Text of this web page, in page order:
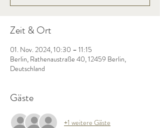
Zeit & Ort
01. Nov. 2024, 10:30 – 11:15
Berlin, Rathenaustraße 40, 12459 Berlin,
Deutschland
Gäste
+1 weitere Gäste